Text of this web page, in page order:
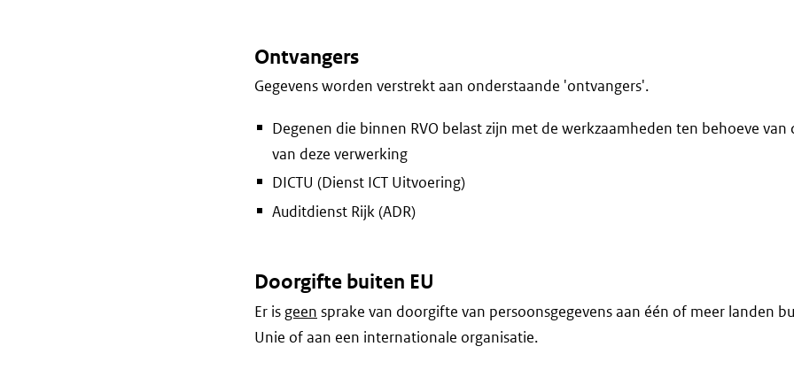
Ontvangers
Gegevens worden verstrekt aan onderstaande 'ontvangers'.
Degenen die binnen RVO belast zijn met de werkzaamheden ten behoeve van
van deze verwerking
DICTU (Dienst ICT Uitvoering)
Auditdienst Rijk (ADR)
Doorgifte buiten EU
Er is geen sprake van doorgifte van persoonsgegevens aan één of meer landen
Unie of aan een internationale organisatie.